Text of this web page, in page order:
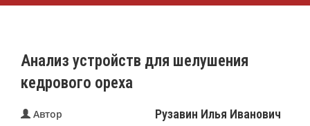
Анализ устройств для шелушения
кедрового ореха
Автор Рузавин Илья Иванович